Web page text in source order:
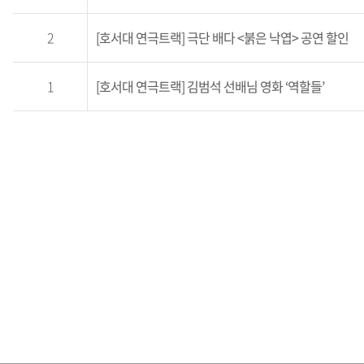
졸업생 한마디
자랑스러운 졸업생
졸업생 출연작
2 [호서대 연극트랙] 극단 배다 <붉은 낙엽> 공연 할인
1 [호서대 연극트랙] 김범석 선배님 영화 ‘역할들’